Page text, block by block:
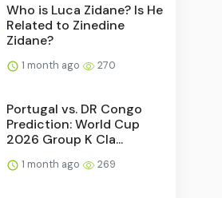
Who is Luca Zidane? Is He
Related to Zinedine
Zidane?
1 month ago 270
Portugal vs. DR Congo
Prediction: World Cup
2026 Group K Cla...
1 month ago 269